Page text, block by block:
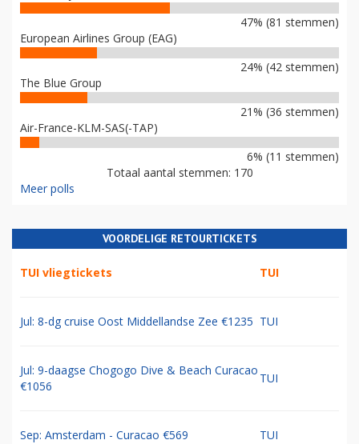
47% (81 stemmen)
European Airlines Group (EAG)
24% (42 stemmen)
The Blue Group
21% (36 stemmen)
Air-France-KLM-SAS(-TAP)
6% (11 stemmen)
Totaal aantal stemmen: 170
Meer polls
VOORDELIGE RETOURTICKETS
TUI vliegtickets TUI
Jul: 8-dg cruise Oost Middellandse Zee €1235 TUI
Jul: 9-daagse Chogogo Dive & Beach Curacao
€1056
TUI
Sep: Amsterdam - Curacao €569 TUI